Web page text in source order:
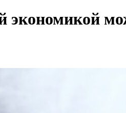
экономикой